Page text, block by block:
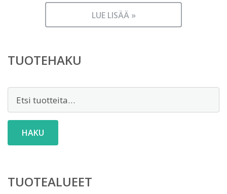
on:
LUE LISÄÄ »
TUOTEHAKU
HAKU
TUOTEALUEET